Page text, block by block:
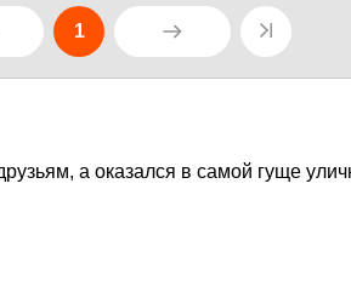
1
а оказался в самой гуще